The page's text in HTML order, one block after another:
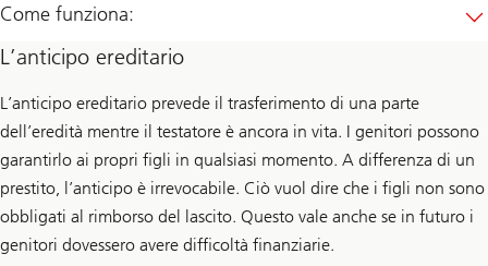
Come funziona:
L’anticipo ereditario
L’anticipo ereditario prevede il trasferimento di una parte
dell’eredità mentre il testatore è ancora in vita. I genitori possono
garantirlo ai propri figli in qualsiasi momento. A differenza di un
prestito, l’anticipo è irrevocabile. Ciò vuol dire che i figli non sono
obbligati al rimborso del lascito. Questo vale anche se in futuro i
genitori dovessero avere difficoltà finanziarie.